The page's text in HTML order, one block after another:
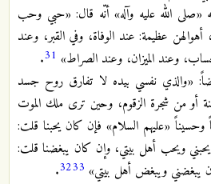
«صلى الله عليه وآله» أنّه قال: «حبي وحب
عظيمة: عند الوفاة، وفي القبر، وعند
وعند الميزان، وعند الصراط» 31
.
«والذي نفسي بيده لا تفارق روح جسد
أو من شجرة الزقوم، وحين ترى ملك الموت
«عليهم السلام» فإن كان يحبنا قلت:
ويحب أهل بيتي، وإن كان يبغضنا قلت:
يبغضني ويبغض أهل بيتي»
3233
.